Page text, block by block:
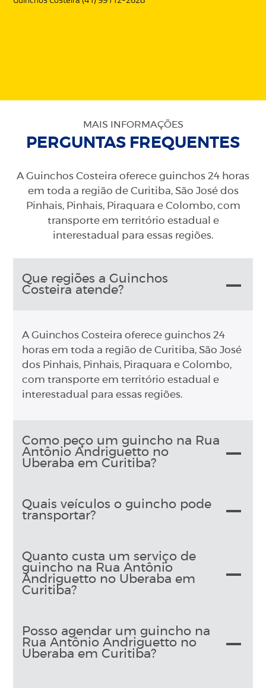
MAIS INFORMAÇÕES
PERGUNTAS FREQUENTES
A Guinchos Costeira oferece guinchos 24 horas
em toda a região de Curitiba, São José dos
Pinhais, Pinhais, Piraquara e Colombo, com
transporte em território estadual e
interestadual para essas regiões.
Que regiões a Guinchos
Costeira atende?
A Guinchos Costeira oferece guinchos 24
horas em toda a região de Curitiba, São José
dos Pinhais, Pinhais, Piraquara e Colombo,
com transporte em território estadual e
interestadual para essas regiões.
Como peço um guincho na Rua
Antônio Andriguetto no
Uberaba em Curitiba?
Quais veículos o guincho pode
transportar?
Quanto custa um serviço de
guincho na Rua Antônio
Andriguetto no Uberaba em
Curitiba?
Posso agendar um guincho na
Rua Antônio Andriguetto no
Uberaba em Curitiba?